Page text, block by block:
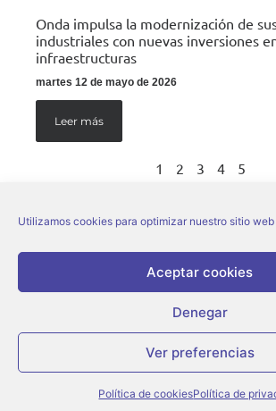
Utilizamos cookies para optimizar nuestro sitio
Aceptar cookies
Denegar
Ver preferencias
Política de cookiesPolítica de
Onda impulsa la modernización de
industriales con nuevas inversiones
infraestructuras
martes 12 de mayo de 2026
Leer más
1 2 3 4 5
Aviso legal
Política de cookies